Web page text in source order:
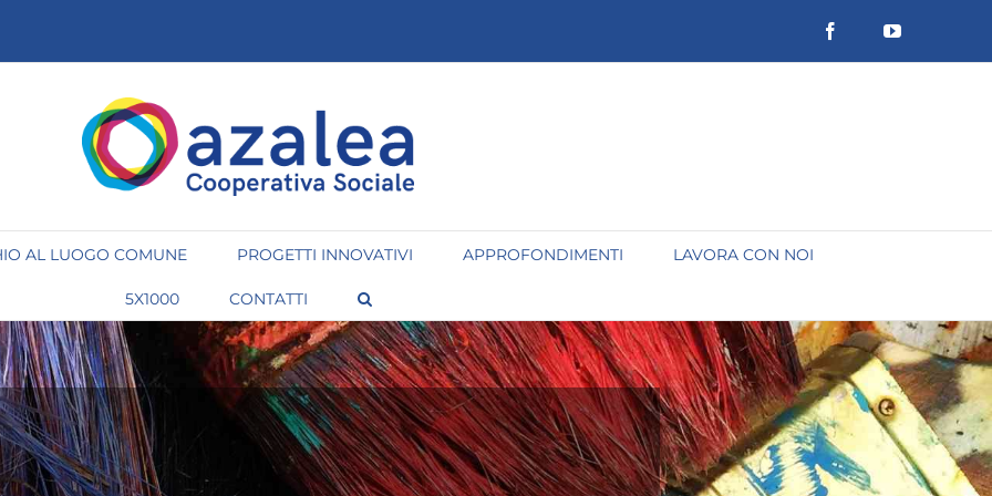
FacebookYouTube
AL LUOGO COMUNE PROGETTI INNOVATIVI APPROFONDIMENTI LAVORA CON NOI
5X1000 CONTATTI